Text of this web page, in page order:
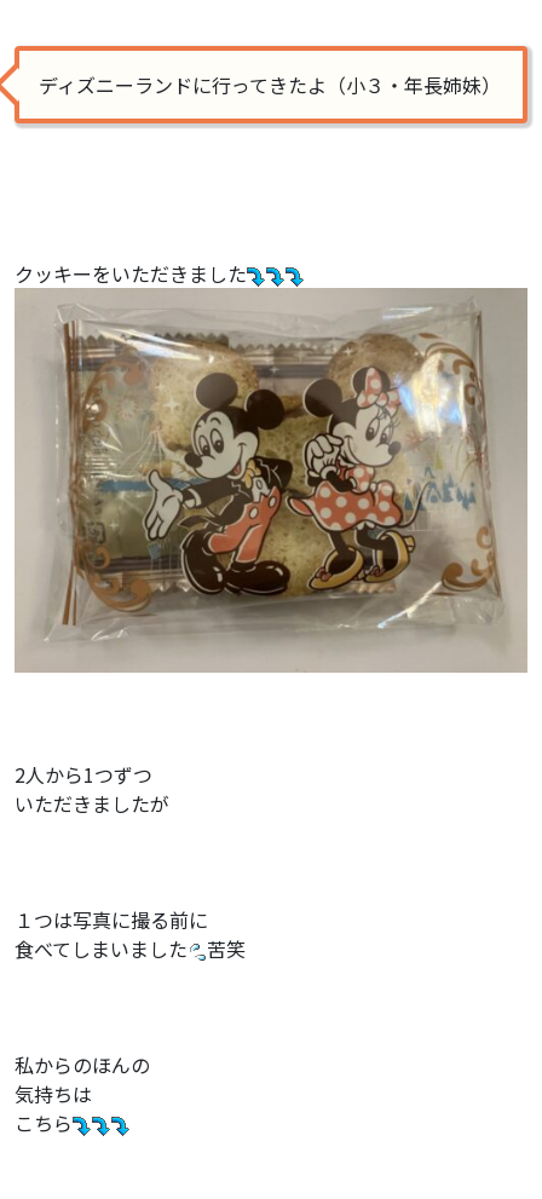
ディズニーランドに行ってきたよ（小３・年長姉妹）
クッキーをいただきました
2人から1つずつ
いただきましたが
１つは写真に撮る前に
食べてしまいました
苦笑
私からのほんの
気持ちは
こちら